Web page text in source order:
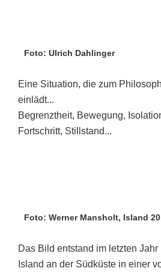
Foto: Ulrich Dahlinger
Eine Situation, die zum
einlädt...
Begrenztheit, Bewegung,
Fortschritt, Stillstand...
Foto: Werner Mansholt, Island
Das Bild entstand im letzten
Island an der Südküste in einer